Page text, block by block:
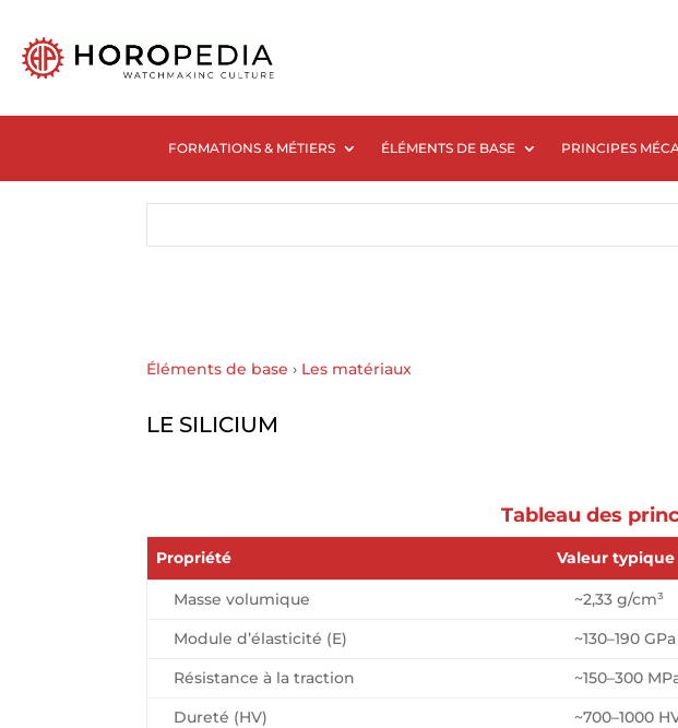
FORMATIONS & MÉTIERS ÉLÉMENTS DE BASE PRINCIPES
Éléments de base › Les matériaux
LE SILICIUM
Tableau des
Propriété Valeur typique
Masse volumique ~2,33 g/cm³
Module d’élasticité (E)
~130–190 GPa
Résistance à la traction
~150–300
Dureté (HV)
~700–1000